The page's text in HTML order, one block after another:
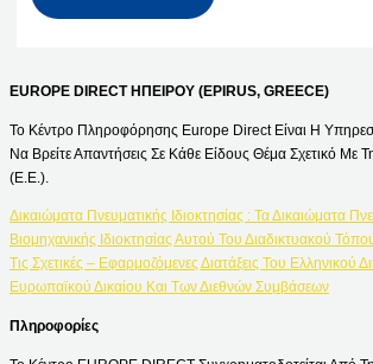
EUROPE DIRECT ΗΠΕΙΡΟΥ (EPIRUS, GREECE)
Το Κέντρο Πληροφόρησης Europe Direct Είναι Η
Να Βρείτε Απαντήσεις Σε Κάθε Είδους Θέμα Σχετικό
(Ε.Ε.).
Δικαιώματα Πνευματικής Ιδιοκτησίας : Τα Δικαιώματα
Βιομηχανικής Ιδιοκτησίας Αυτού Του Διαδικτυακού
Τις Σχετικές – Εφαρμοζόμενες Διατάξεις Του Ελληνικού
Ευρωπαϊκού Δικαίου Και Των Διεθνών Συμβάσεων
Πληροφορίες